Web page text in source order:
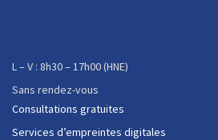
L – V : 8h30 – 17h00 (HNE)
Sans rendez-vous
Consultations gratuites
Services d’empreintes digitales